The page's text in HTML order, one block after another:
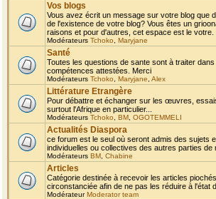
Vos blogs
Vous avez écrit un message sur votre blog que
de l'existence de votre blog? Vous êtes un
raisons et pour d'autres, cet espace est le votre.
Modérateurs Tchoko Maryjane
Santé
Toutes les questions de sante sont à traiter
compétences attestées. Merci
Modérateurs Tchoko Maryjane Alex
Littérature Etrangère
Pour débattre et échanger sur les œuvres,
surtout l'Afrique en particulier...
Modérateurs Tchoko BM OGOTEMMELI
Actualités Diaspora
ce forum est le seul où seront admis des sujets
individuelles ou collectives des autres parties de
Modérateurs BM Chabine
Articles
Catégorie destinée à recevoir les articles
circonstanciée afin de ne pas les réduire à l'état
ModérateurModerator team